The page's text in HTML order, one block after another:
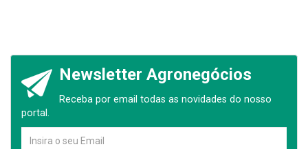
Newsletter Agronegócios
Receba por email todas as novidades do nosso
portal.